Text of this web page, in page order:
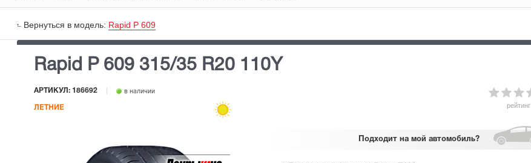
Вернуться в модель: Rapid P 609
Rapid P 609 315/35 R20 110Y
рейтинг
АРТИКУЛ: 186692 в наличии
ЛЕТНИЕ
Подходит на мой автомобиль?